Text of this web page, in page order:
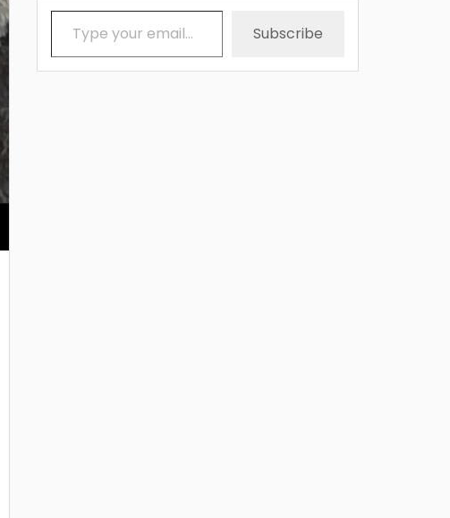
Type your email…
Subscribe